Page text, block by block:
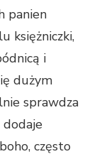
panien
księżniczki,
i
dużym
sprawdza
dodaje
często